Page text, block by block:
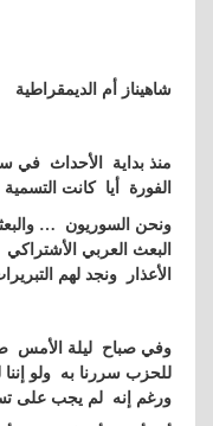
شاهيناز أم الديمقراطية
منذ بداية الأحداث في
الفورة أيا كانت التسمية
ونحن السوريون …
البعث العربي
الأعذار ونجد لهم
وفي صباح ليلة الأمس
للحزب سررنا به ولو
ورغم إنه لم يجب على